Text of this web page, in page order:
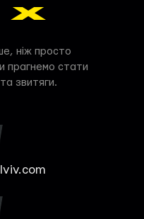
ніж просто
прагнемо стати
звитяги.